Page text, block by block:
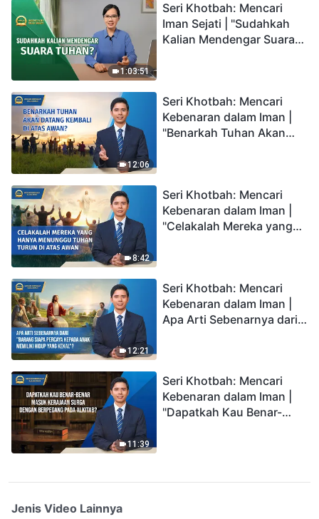
1:03:51
Seri Khotbah: Mencari
Iman Sejati | "Sudahkah
Kalian Mendengar Suara
12:06
Seri Khotbah: Mencari
Kebenaran dalam Iman |
"Benarkah Tuhan Akan
8:42
Seri Khotbah: Mencari
Kebenaran dalam Iman |
"Celakalah Mereka yang
12:21
Seri Khotbah: Mencari
Kebenaran dalam Iman |
Apa Arti Sebenarnya dari
11:39
Seri Khotbah: Mencari
Kebenaran dalam Iman |
"Dapatkah Kau Benar-
Jenis Video Lainnya